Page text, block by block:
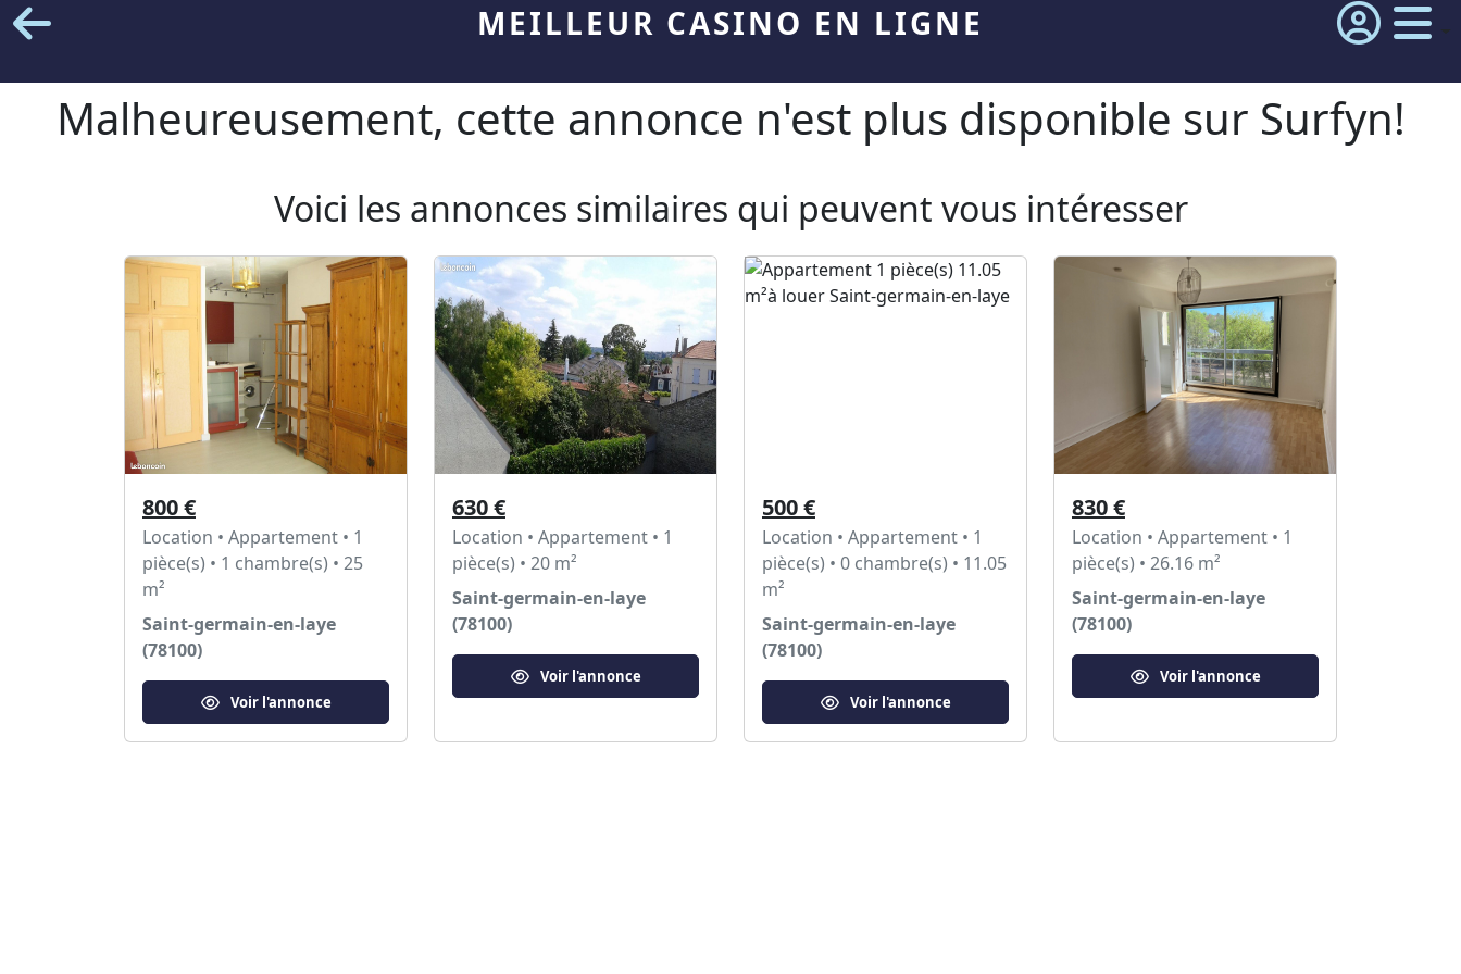
MEILLEUR CASINO EN LIGNE
Malheureusement, cette annonce n'est plus disponible sur Surfyn!
Voici les annonces similaires qui peuvent vous intéresser
800 €
Location • Appartement • 1
pièce(s) • 1 chambre(s) • 25
m²
Saint-germain-en-laye
(78100)
Voir l'annonce
630 €
Location • Appartement • 1
pièce(s) • 20 m²
Saint-germain-en-laye
(78100)
Voir l'annonce
500 €
Location • Appartement • 1
pièce(s) • 0 chambre(s) • 11.05
m²
Saint-germain-en-laye
(78100)
Voir l'annonce
830 €
Location • Appartement • 1
pièce(s) • 26.16 m²
Saint-germain-en-laye
(78100)
Voir l'annonce